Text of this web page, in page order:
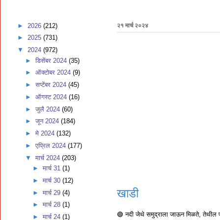
२१ मार्च २०२४
खाडी
🟢 नदी जेथे समुद्राला जाऊन मिळते, तेथील
► 2026 (212)
► 2025 (731)
▼ 2024 (972)
► डिसेंबर 2024 (35)
► ऑक्टोबर 2024 (9)
► सप्टेंबर 2024 (45)
► ऑगस्ट 2024 (16)
► जुलै 2024 (60)
► जून 2024 (184)
► मे 2024 (132)
► एप्रिल 2024 (177)
▼ मार्च 2024 (203)
►मार्च 31(1)
►मार्च 30(12)
►मार्च 29(4)
►मार्च 28(1)
►मार्च 24(1)